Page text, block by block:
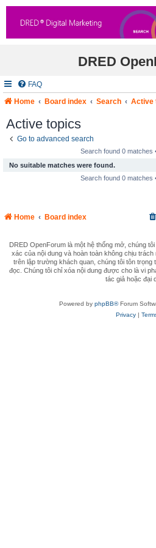
DRED
FAQ
Home
Board index Search Active
Active topics
Go to advanced search
Search found 0 matches
No suitable matches were found.
Search found 0 matches
Home Board index
DRED OpenForum là một hệ thống mở, chúng
xác của nội dung và hoàn toàn không chịu
trên lập trường khách quan, chúng tôi tôn trọng
đọc. Chúng tôi chỉ xóa nội dung được cho là vi
tác giả hoặc đại
Powered by phpBB®Forum
Privacy|